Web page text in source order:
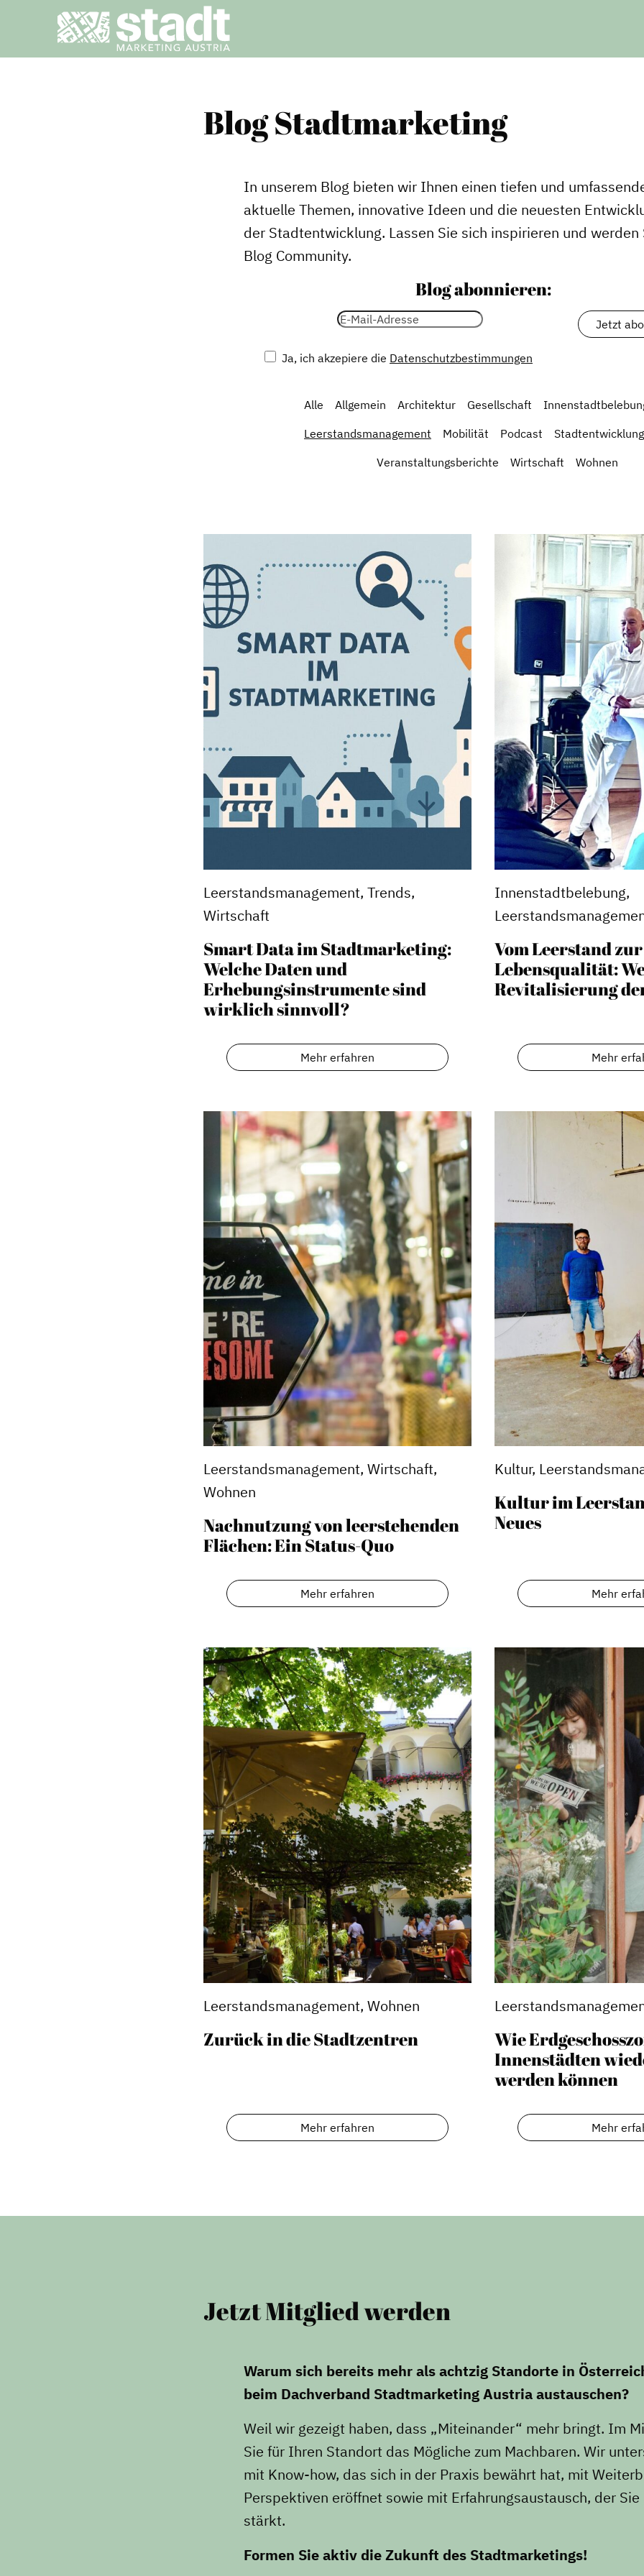
Dachverband
Geschichte des Dachverbandes
Veranstaltungen
Stadtmarketing
Handlungsräume
Netzwerkmanagement
Contentmanagement
Kooperationen
Blog Stadtmarketing
In unserem Blog bieten wir Ihnen einen tiefen und
aktuelle Themen, innovative Ideen und die neuesten
der Stadtentwicklung. Lassen Sie sich inspirieren und werden
Blog Community.
Blog abonnieren:
Ja, ich akzepiere die Datenschutzbestimmungen
Alle Allgemein Architektur Gesellschaft
Leerstandsmanagement
Mobilität Podcast
Stadtentwicklung
Veranstaltungsberichte
Wirtschaft Wohnen
Leerstandsmanagement, Trends,
Wirtschaft
Smart Data im Stadtmarketing:
Welche Daten und
Erhebungsinstrumente sind
wirklich sinnvoll?
Mehr erfahren
Innenstadtbelebung,
Vom Leerstand zur
Lebensqualität:
Revitalisierung
Mehr
Leerstandsmanagement, Wirtschaft,
Wohnen
Nachnutzung von leerstehenden
Flächen: Ein Status-Quo
Mehr erfahren
Kultur,
Kultur im
Neues
Mehr
Leerstandsmanagement, Wohnen
Zurück in die Stadtzentren
Mehr erfahren
Wie
Innenstädten
werden können
Mehr
Jetzt Mitglied werden
Warum sich bereits mehr als achtzig Standorte in
beim Dachverband Stadtmarketing Austria austauschen?
Weil wir gezeigt haben, dass „Miteinander“ mehr bringt. Im
Sie für Ihren Standort das Mögliche zum Machbaren. Wir
mit Know-how, das sich in der Praxis bewährt hat, mit
Perspektiven eröffnet sowie mit Erfahrungsaustausch, der
stärkt.
Formen Sie aktiv die Zukunft des Stadtmarketings!